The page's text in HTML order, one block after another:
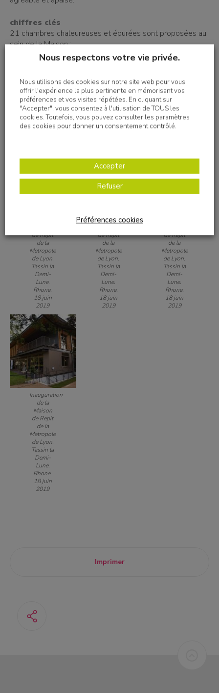
chiffres clés
21 chambres chaleureuses et épurées sont proposées au
sein de la Maison :
• 5 chambres pédiatriques
• 10 chambres adultes
• 5 chambres pour les proches aidants
• 1 appartement familial
• 30 professionnels
• 80 bénévoles de l’Association Jeanne Coeur
de Repit
de la
Metropole
de Lyon.
Tassin la
Demi-
Lune.
Rhone.
18 juin
2019
de la
de Repit
de la
Metropole
de Lyon.
Tassin la
Demi-
Lune.
Rhone.
18 juin
2019
de Repit
de la
Metropole
de Lyon.
Tassin la
Demi-
Lune.
Rhone.
18 juin
2019
Inauguration
de la
Maison
de Repit
de la
Metropole
de Lyon.
Tassin la
Demi-
Lune.
Rhone.
18 juin
2019
Imprimer
Nous respectons votre vie privée.
Nous utilisons des cookies sur notre site web pour vous
offrir l'expérience la plus pertinente en mémorisant vos
préférences et vos visites répétées. En cliquant sur
"Accepter", vous consentez à l'utilisation de TOUS les
cookies. Toutefois, vous pouvez consulter les paramètres
des cookies pour donner un consentement contrôlé.
Accepter
Refuser
Préférences cookies